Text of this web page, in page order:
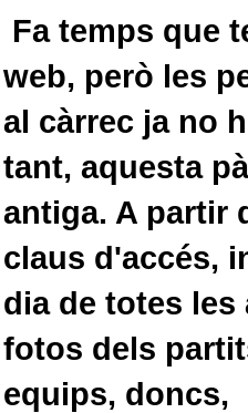
Fa temps que
web, però les
al càrrec ja no
tant, aquesta
antiga. A partir
claus d'accés,
dia de totes
fotos dels
equips, doncs,